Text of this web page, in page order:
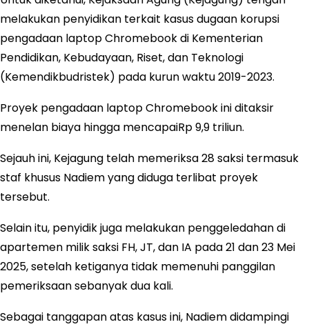
melakukan penyidikan terkait kasus dugaan korupsi
pengadaan laptop Chromebook di Kementerian
Pendidikan, Kebudayaan, Riset, dan Teknologi
(Kemendikbudristek) pada kurun waktu 2019-2023.
Proyek pengadaan laptop Chromebook ini ditaksir
menelan biaya hingga mencapaiRp 9,9 triliun.
Sejauh ini, Kejagung telah memeriksa 28 saksi termasuk
staf khusus Nadiem yang diduga terlibat proyek
tersebut.
Selain itu, penyidik juga melakukan penggeledahan di
apartemen milik saksi FH, JT, dan IA pada 21 dan 23 Mei
2025, setelah ketiganya tidak memenuhi panggilan
pemeriksaan sebanyak dua kali.
Sebagai tanggapan atas kasus ini, Nadiem didampingi